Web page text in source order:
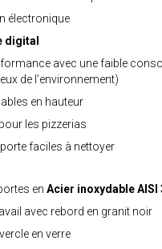
électronique
digital
avec une faible
de l’environnement)
en hauteur
les pizzerias
faciles à nettoyer
en Acier inoxydable AISI
avec rebord en granit noir
en verre